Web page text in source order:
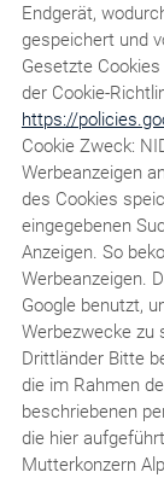
Endgerät,
gespeichert und
Gesetzte
der Cookie-
https://
Cookie Zweck:
Werbeanzeigen
des Cookies
eingegebenen
Anzeigen. So
Werbeanzeigen.
Google benutzt,
Werbezwecke zu
Drittländer Bitte
die im Rahmen
beschriebenen
die hier
Mutterkonzern